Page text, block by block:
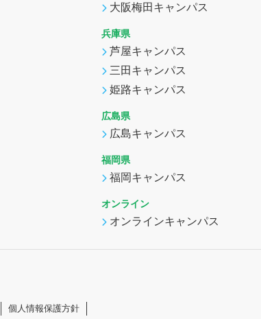
大阪梅田キャンパス
兵庫県
芦屋キャンパス
三田キャンパス
姫路キャンパス
広島県
広島キャンパス
福岡県
福岡キャンパス
オンライン
オンラインキャンパス
個人情報保護方針